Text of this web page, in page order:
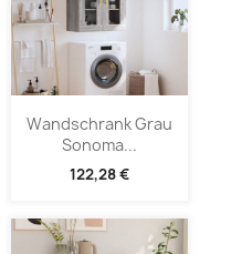
Wandschrank Grau
Sonoma...
122,28 €